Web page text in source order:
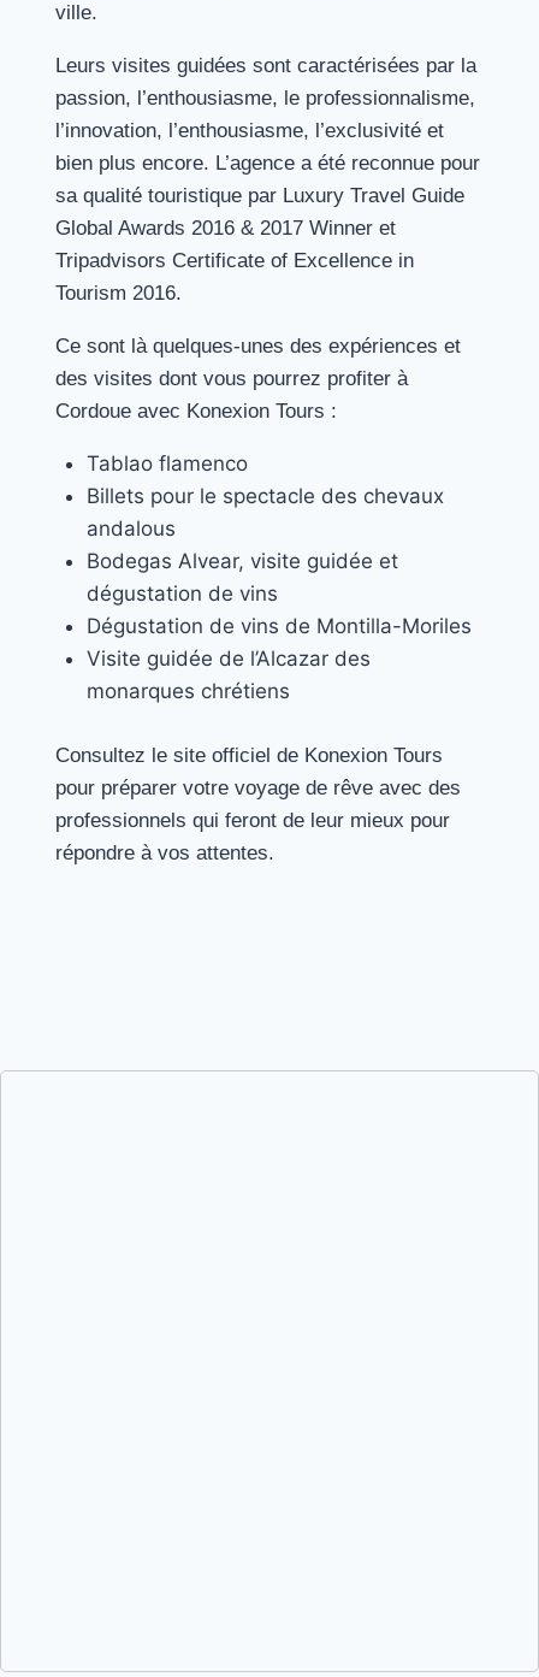
ville.
Leurs visites guidées sont caractérisées par la
passion, l’enthousiasme, le professionnalisme,
l’innovation, l’enthousiasme, l’exclusivité et
bien plus encore. L’agence a été reconnue pour
sa qualité touristique par Luxury Travel Guide
Global Awards 2016 & 2017 Winner et
Tripadvisors Certificate of Excellence in
Tourism 2016.
Ce sont là quelques-unes des expériences et
des visites dont vous pourrez profiter à
Cordoue avec Konexion Tours :
Tablao flamenco
Billets pour le spectacle des chevaux
andalous
Bodegas Alvear, visite guidée et
dégustation de vins
Dégustation de vins de Montilla-Moriles
Visite guidée de l’Alcazar des
monarques chrétiens
Consultez le site officiel de Konexion Tours
pour préparer votre voyage de rêve avec des
professionnels qui feront de leur mieux pour
répondre à vos attentes.